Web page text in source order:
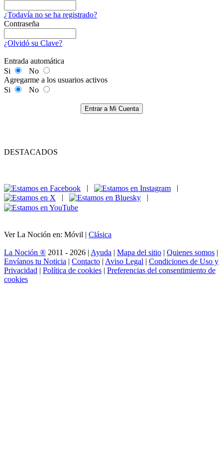
¿Todavía no se ha registrado?
Contraseña
¿Olvidó su Clave?
Entrada automática
Si
No
Agregarme a los usuarios activos
Si
No
Entrar a Mi Cuenta
DESTACADOS
|
|
|
|
Ver La Noción en: Móvil | Clásica
La Noción ® 2011 - 2026 | Ayuda | Mapa del sitio | Quienes somos |
Envíanos tu Noticia | Contacto | Aviso Legal | Condiciones de Uso y
Privacidad | Política de cookies | Preferencias del consentimiento de
cookies